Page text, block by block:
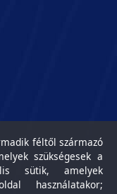
féltől származó
szükségesek a
sütik, amelyek
használatakor;